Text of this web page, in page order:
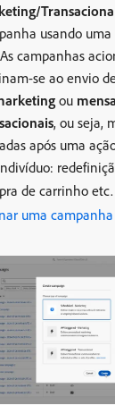
usando
campanhas
se ao envio
ou
, ou seja,
após uma
de carrinho etc.
uma campanha